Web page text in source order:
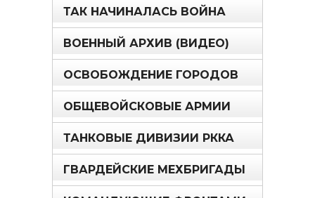
ТАК НАЧИНАЛАСЬ ВОЙНА
ВОЕННЫЙ АРХИВ (ВИДЕО)
ОСВОБОЖДЕНИЕ ГОРОДОВ
ОБЩЕВОЙСКОВЫЕ АРМИИ
ТАНКОВЫЕ ДИВИЗИИ РККА
ГВАРДЕЙСКИЕ МЕХБРИГАДЫ